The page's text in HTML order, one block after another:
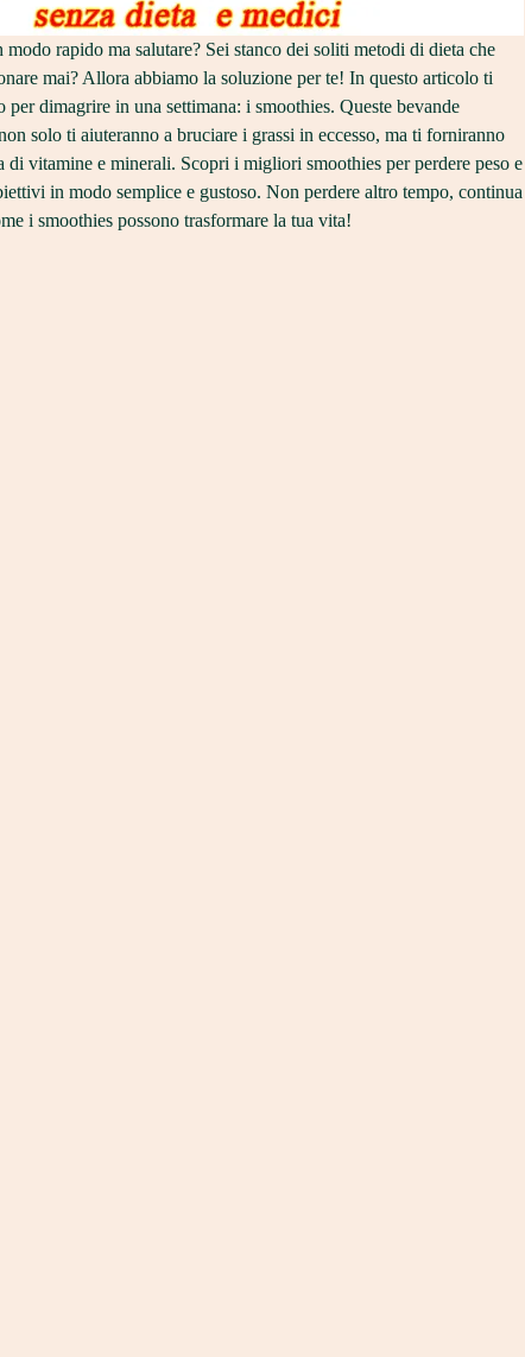
modo rapido ma salutare? Sei stanco dei soliti metodi di dieta che
mai? Allora abbiamo la soluzione per te! In questo articolo ti
per dimagrire in una settimana: i smoothies. Queste bevande
solo ti aiuteranno a bruciare i grassi in eccesso, ma ti forniranno
di vitamine e minerali. Scopri i migliori smoothies per perdere peso e
in modo semplice e gustoso. Non perdere altro tempo, continua
i smoothies possono trasformare la tua vita!